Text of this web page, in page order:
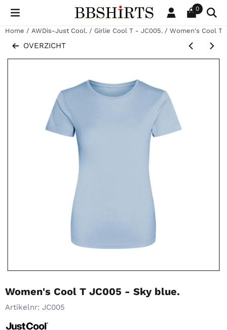
Cookievoorkeuren zijn beschikbaar. Kies instellingen of sta
0
Home / AWDis-Just Cool. / Girlie Cool T - JC005. / Women's Cool T
OVERZICHT
Women's Cool T JC005 - Sky blue.
Artikelnr: JC005